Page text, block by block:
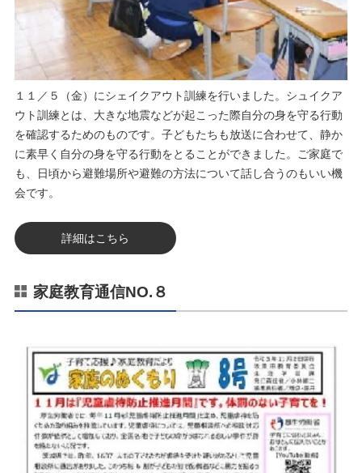
１１／５（金）にシェイクアウト訓練を行いました。シュイクア
ウト訓練とは、大きな地震などが起こった際自分の身を守る行動
を確認するためのものです。子どもたちも放送に合わせて、静か
に素早く自分の身を守る行動をとることができました。ご家庭で
も、日頃から避難場所や避難の方法について話し合うのもいい機
会です。
詳細はこちら
家庭教育通信NO.８